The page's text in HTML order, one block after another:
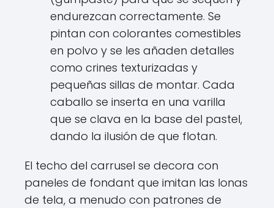
endurezcan correctamente. Se
pintan con colorantes comestibles
en polvo y se les añaden detalles
como crines texturizadas y
pequeñas sillas de montar. Cada
caballo se inserta en una varilla
que se clava en la base del pastel,
dando la ilusión de que flotan.
El techo del carrusel se decora con
paneles de fondant que imitan las lonas
de tela, a menudo con patrones de